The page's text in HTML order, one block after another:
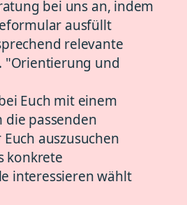
bei uns an, indem
ausfüllt
relevante
"Orientierung und
Euch mit einem
die passenden
auszusuchen
konkrete
interessieren wählt